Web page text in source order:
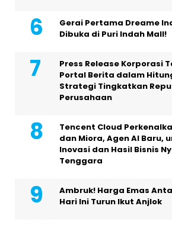
Gerai Pertama Dreame
Dibuka di Puri Indah Mall!
Press Release Korporasi
Portal Berita dalam
Strategi Tingkatkan
Perusahaan
Tencent Cloud
dan Miora, Agen AI Baru,
Inovasi dan Hasil Bisnis
Tenggara
Ambruk! Harga Emas
Hari Ini Turun Ikut Anjlok